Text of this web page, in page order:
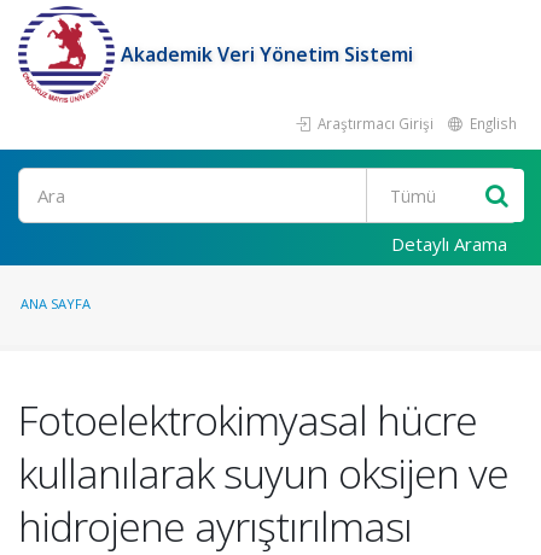
Akademik Veri Yönetim Sistemi
Araştırmacı Girişi English
Ara
Detaylı Arama
ANA SAYFA
Fotoelektrokimyasal hücre
kullanılarak suyun oksijen ve
hidrojene ayrıştırılması